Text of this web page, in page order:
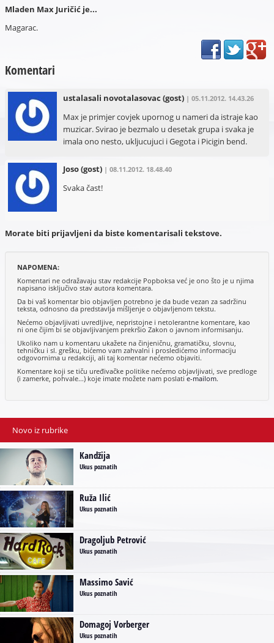
Mladen Max Juričić je...
Magarac.
Komentari
ustalasali novotalasovac (gost) | 05.11.2012. 14.43.26
Max je primjer covjek upornog u nameri da istraje kao
muzicar. Svirao je bezmalo u desetak grupa i svaka je
imala ono nesto, ukljucujuci i Gegota i Picigin bend.
Joso(gost) | 08.11.2012. 18.48.40
Svaka čast!
Morate biti prijavljeni da biste komentarisali tekstove.
NAPOMENA:
Komentari ne odražavaju stav redakcije Popboksa već je ono što je u njima
napisano isključivo stav autora komentara.
Da bi vaš komentar bio objavljen potrebno je da bude vezan za sadržinu
teksta, odnosno da predstavlja mišljenje o objavljenom tekstu.
Nećemo objavljivati uvredljive, nepristojne i netolerantne komentare, kao
ni one čijim bi se objavljivanjem prekršio Zakon o javnom informisanju.
Ukoliko nam u komentaru ukažete na činjeničnu, gramatičku, slovnu,
tehničku i sl. grešku, bićemo vam zahvalni i prosledićemo informaciju
odgovornima u redakciji, ali taj komentar nećemo objaviti.
Komentare koji se tiču uređivačke politike nećemo objavljivati, sve predloge
(i zamerke, pohvale...) koje imate možete nam poslatie-mailom.
Novo iz rubrike
Kandžija
Ukus poznatih
Ruža Ilić
Ukus poznatih
Dragoljub Petrović
Ukus poznatih
Massimo Savić
Ukus poznatih
Domagoj Vorberger
Ukus poznatih